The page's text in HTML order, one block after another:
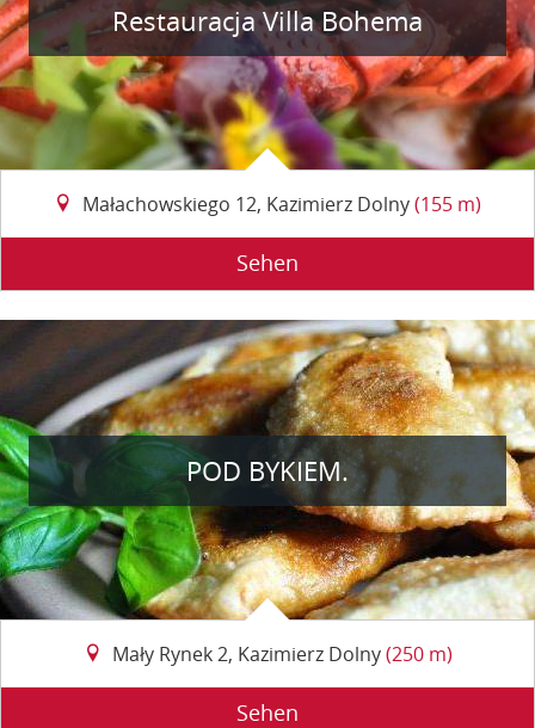
Restauracja Villa Bohema
Małachowskiego 12, Kazimierz Dolny(155 m)
Sehen
POD BYKIEM.
Mały Rynek 2, Kazimierz Dolny(250 m)
Sehen